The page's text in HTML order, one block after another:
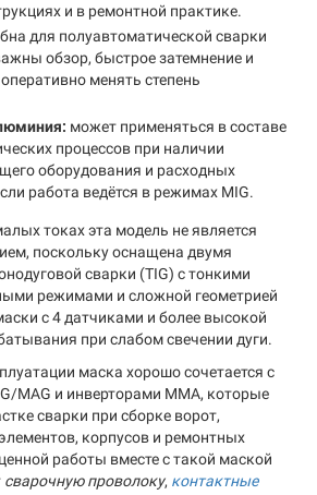
и в ремонтной практике.
для полуавтоматической сварки
обзор, быстрое затемнение и
менять степень
может применяться в составе
процессов при наличии
оборудования и расходных
работа ведётся в режимах MIG.
токах эта модель не является
поскольку оснащена двумя
сварки (TIG) с тонкими
режимами и сложной геометрией
с 4 датчиками и более высокой
при слабом свечении дуги.
маска хорошо сочетается с
MAG и инверторами MMA, которые
сварки при сборке ворот,
корпусов и ремонтных
работы вместе с такой маской
сварочную проволоку, контактные